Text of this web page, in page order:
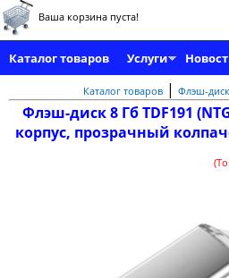
Ваша корзина пуста!
Каталог товаров Услуги
Каталог товаров| Флэш-
Флэш-диск 8 Гб TDF191
корпус, прозрачный